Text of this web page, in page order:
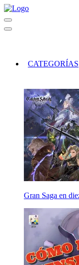
CATEGORÍAS
Gran Saga en